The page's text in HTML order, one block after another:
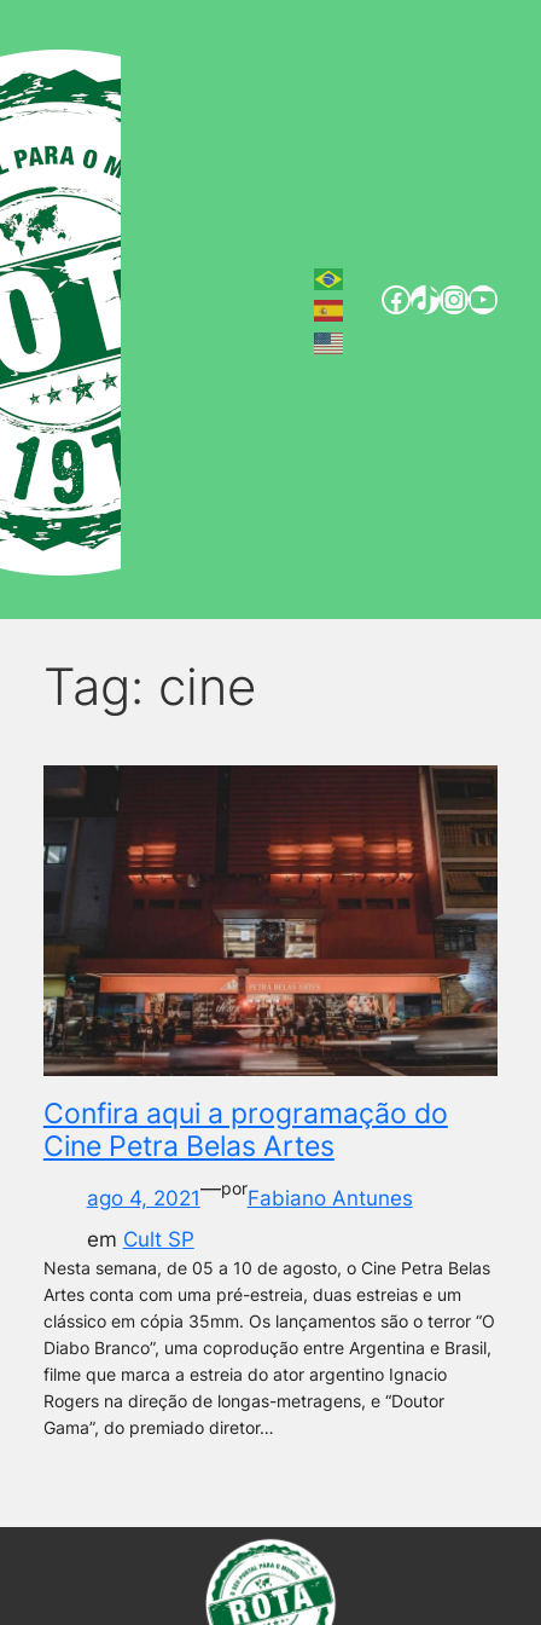
Tag: cine
Confira aqui a programação do
Cine Petra Belas Artes
ago 4, 2021—porFabiano Antunes
em Cult SP
Nesta semana, de 05 a 10 de agosto, o Cine Petra Belas
Artes conta com uma pré-estreia, duas estreias e um
clássico em cópia 35mm. Os lançamentos são o terror “O
Diabo Branco”, uma coprodução entre Argentina e Brasil,
filme que marca a estreia do ator argentino Ignacio
Rogers na direção de longas-metragens, e “Doutor
Gama”, do premiado diretor…